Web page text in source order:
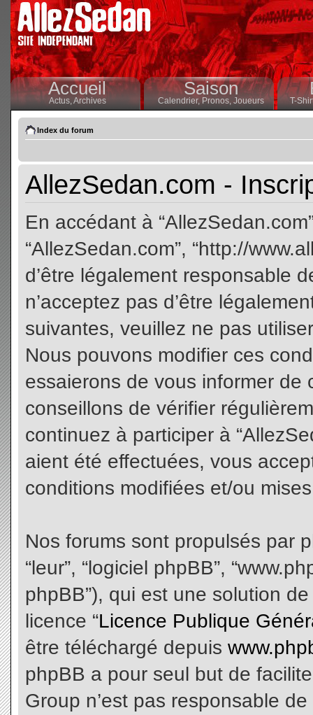
Accueil
Actus,Archives
Saison
Calendrier,Pronos, Joueurs T-
Index du forum
AllezSedan.com -
En accédant à
“AllezSedan.com”, “http://
d’être légalement responsable
n’acceptez pas d’être
suivantes, veuillez ne pas
Nous pouvons modifier ces
essaierons de vous informer
conseillons de vérifier
continuez à participer à
aient été effectuées, vous
conditions modifiées et/ou
Nos forums sont propulsés par
“leur”, “logiciel phpBB”,
phpBB”), qui est une solution
licence “Licence Publique
être téléchargé depuis
phpBB a pour seul but de
Group n’est pas responsable